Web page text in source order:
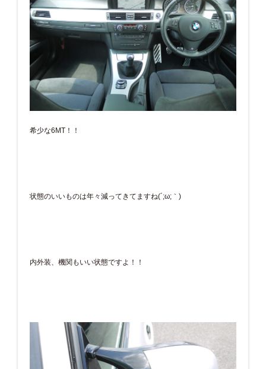
希少な6MT！！
状態のいいものは年々減ってきてますね(´;ω;｀)
内外装、機関もいい状態ですよ！！